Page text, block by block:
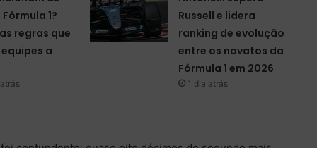
1?
regras que
a
Russell e lidera
ranking de evolução
entre os novatos da
Fórmula 1 em 2026
1 dia atrás